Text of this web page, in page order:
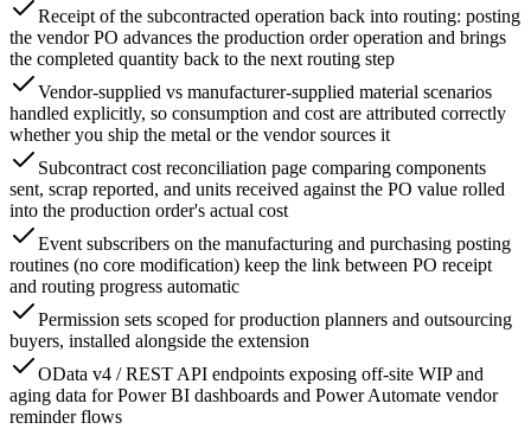
Receipt of the subcontracted operation back into routing: posting
the vendor PO advances the production order operation and brings
the completed quantity back to the next routing step
Vendor-supplied vs manufacturer-supplied material scenarios
handled explicitly, so consumption and cost are attributed correctly
whether you ship the metal or the vendor sources it
Subcontract cost reconciliation page comparing components
sent, scrap reported, and units received against the PO value rolled
into the production order's actual cost
Event subscribers on the manufacturing and purchasing posting
routines (no core modification) keep the link between PO receipt
and routing progress automatic
Permission sets scoped for production planners and outsourcing
buyers, installed alongside the extension
OData v4 / REST API endpoints exposing off-site WIP and
aging data for Power BI dashboards and Power Automate vendor
reminder flows